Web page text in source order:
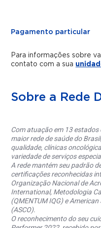
Pagamento particular
Para informações sobre
contato com a sua
Sobre a Rede
Com atuação em 13 estados
maior rede de saúde do
qualidade, clínicas
variedade de serviços
A rede mantém seu padrão
certificações reconhecidas
Organização Nacional de
International, Metodologia
(QMENTUM IQG) e
(ASCO).
O reconhecimento do seu